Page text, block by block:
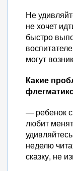
Не
не хочет
быстро
могут
Какие
— ребенок
любит
неделю
сказку, не